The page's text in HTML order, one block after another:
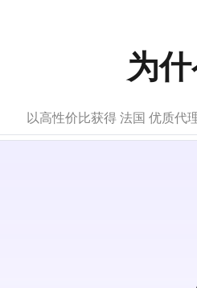
为
以高性价比获得 法国 优质代